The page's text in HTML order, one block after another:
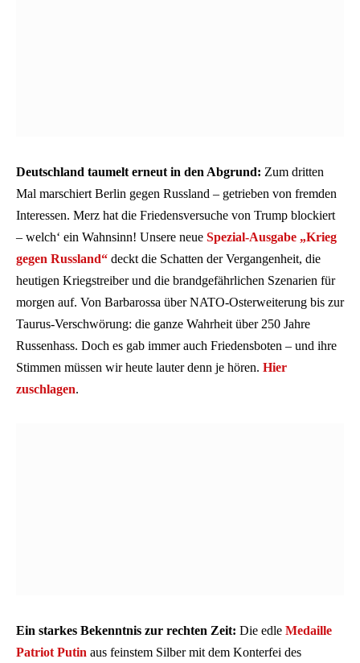
Deutschland taumelt erneut in den Abgrund: Zum dritten
Mal marschiert Berlin gegen Russland – getrieben von fremden
Interessen. Merz hat die Friedensversuche von Trump blockiert
– welch‘ ein Wahnsinn! Unsere neue Spezial-Ausgabe „Krieg
gegen Russland“ deckt die Schatten der Vergangenheit, die
heutigen Kriegstreiber und die brandgefährlichen Szenarien für
morgen auf. Von Barbarossa über NATO-Osterweiterung bis zur
Taurus-Verschwörung: die ganze Wahrheit über 250 Jahre
Russenhass. Doch es gab immer auch Friedensboten – und ihre
Stimmen müssen wir heute lauter denn je hören. Hier
zuschlagen.
Ein starkes Bekenntnis zur rechten Zeit: Die edle Medaille
Patriot Putin aus feinstem Silber mit dem Konterfei des